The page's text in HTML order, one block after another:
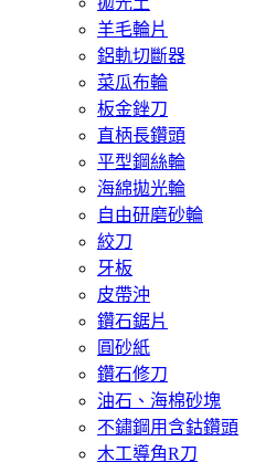
羊毛輪片
鋁軌切斷器
菜瓜布輪
板金銼刀
直柄長鑽頭
平型鋼絲輪
海綿拋光輪
自由研磨砂輪
絞刀
牙板
皮帶沖
鑽石鋸片
圓砂紙
鑽石修刀
油石、海棉砂塊
不鏽鋼用含鈷鑽頭
木工導角R刀